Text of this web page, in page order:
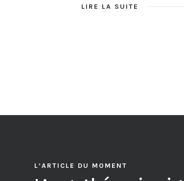
LIRE LA SUITE
L’ARTICLE DU MOMENT